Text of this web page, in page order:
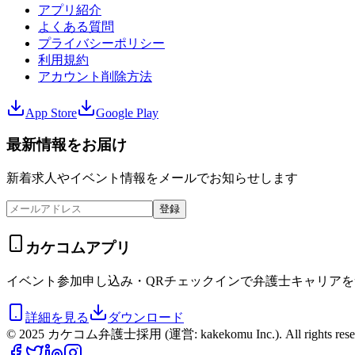
アプリ紹介
よくある質問
プライバシーポリシー
利用規約
アカウント削除方法
App Store Google Play
最新情報をお届け
新着求人やイベント情報をメールでお知らせします
登録
カケコムアプリ
イベント参加申し込み・QRチェックインで弁護士キャリアを
詳細を見る
ダウンロード
© 2025 カケコム弁護士採用 (運営: kakekomu Inc.). All rights